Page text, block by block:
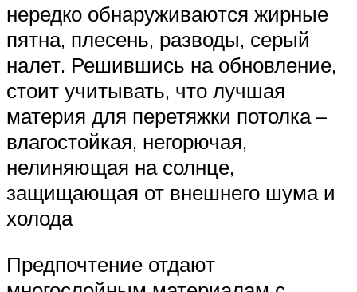
нередко обнаруживаются жирные
пятна, плесень, разводы, серый
налет. Решившись на обновление,
стоит учитывать, что лучшая
материя для перетяжки потолка –
влагостойкая, негорючая,
нелиняющая на солнце,
защищающая от внешнего шума и
холода
Предпочтение отдают